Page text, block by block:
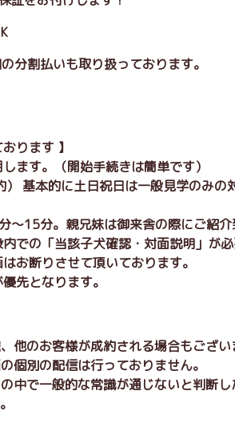
分割払いも取り扱っております。
ります 】
ます。（開始手続きは簡単です）
） 基本的に土日祝日は一般見学のみの
～15分。親兄妹は御来舎の際にご紹介
での「当該子犬確認・対面説明」が必
お断りさせて頂いております。
先となります。
他のお客様が成約される場合もござい
個別の配信は行っておりません。
中で一般的な常識が通じないと判断し